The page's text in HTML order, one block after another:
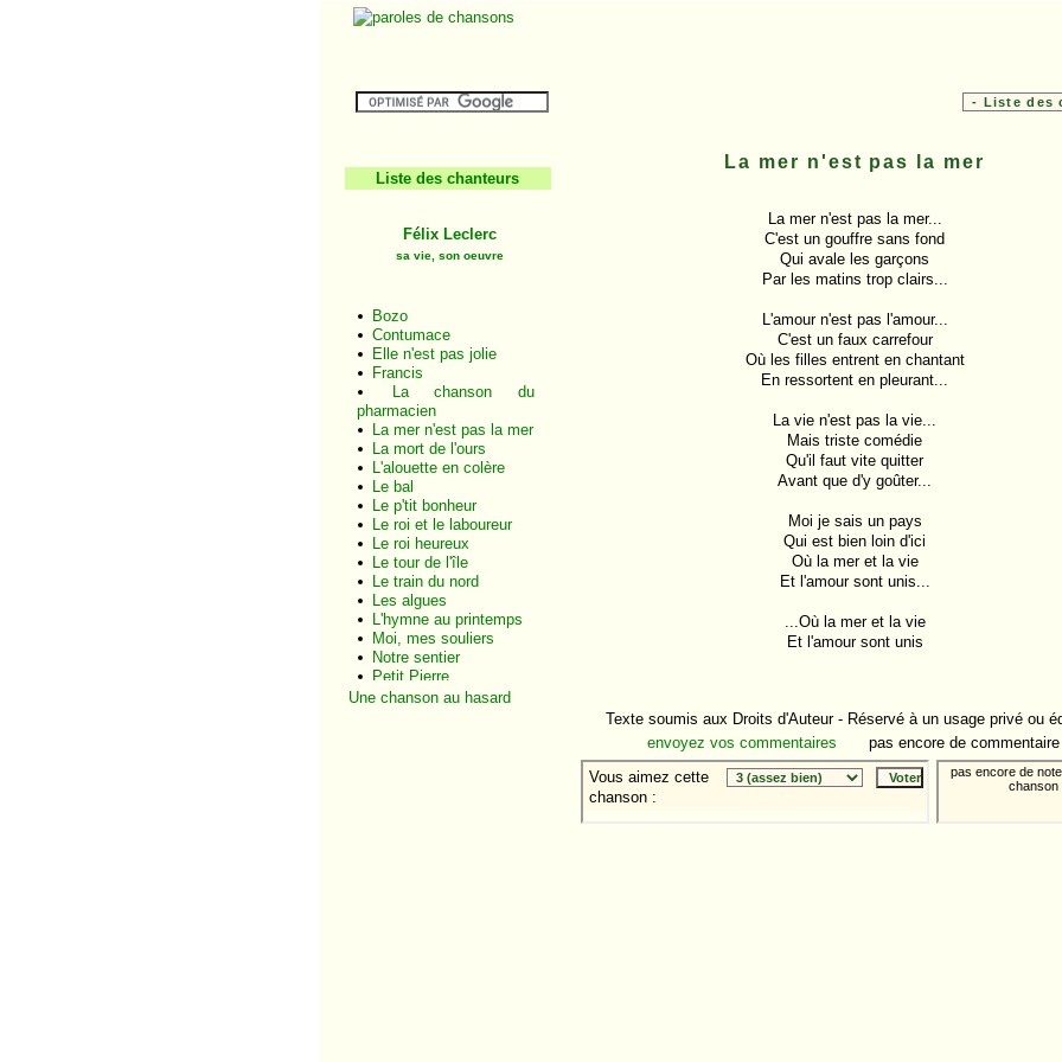
Liste des chanteurs
Félix Leclerc
sa vie, son oeuvre
Bozo
Contumace
Elle n'est pas jolie
Francis
La chanson du
pharmacien
La mer n'est pas la mer
La mort de l'ours
L'alouette en colère
Le bal
Le p'tit bonheur
Le roi et le laboureur
Le roi heureux
Le tour de l'île
Le train du nord
Les algues
L'hymne au printemps
Moi, mes souliers
Notre sentier
Petit Pierre
Un soir de février
Une chanson au hasard
La mer n'est pas la mer
La mer n'est pas la mer...
C'est un gouffre sans fond
Qui avale les garçons
Par les matins trop clairs...
L'amour n'est pas l'amour...
C'est un faux carrefour
Où les filles entrent en chantant
En ressortent en pleurant...
La vie n'est pas la vie...
Mais triste comédie
Qu'il faut vite quitter
Avant que d'y goûter...
Moi je sais un pays
Qui est bien loin d'ici
Où la mer et la vie
Et l'amour sont unis...
...Où la mer et la vie
Et l'amour sont unis
Texte soumis aux Droits d'Auteur - Réservé à un usage privé ou
envoyez vos commentaires
pas encore de commentaire